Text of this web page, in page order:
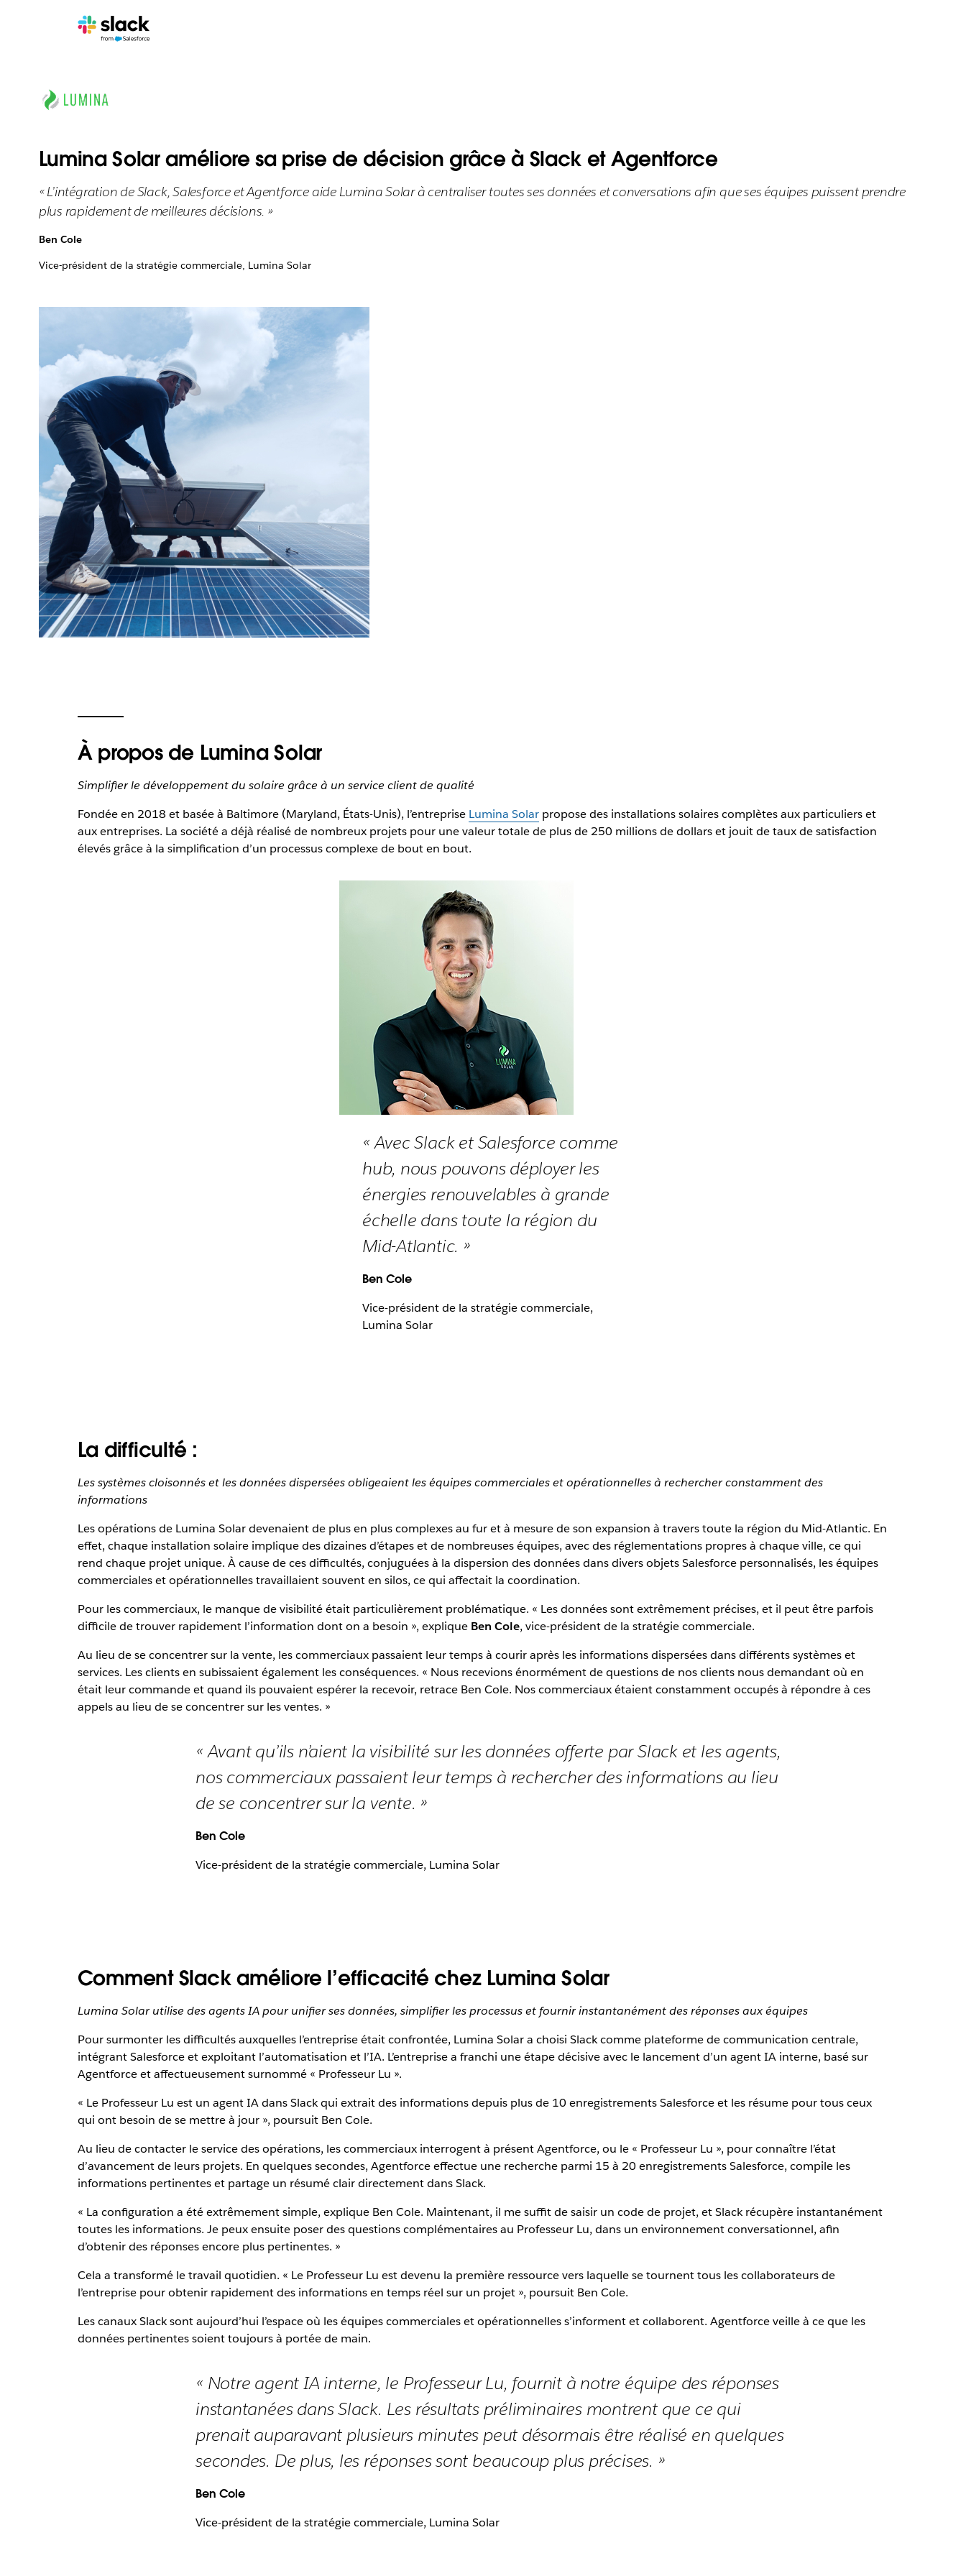
Lumina Solar améliore sa prise de décision grâce à Slack et Agentforce
« L’intégration de Slack, Salesforce et Agentforce aide Lumina Solar à centraliser toutes ses données et conversations afin que ses équipes puissent prendre
plus rapidement de meilleures décisions. »
Ben Cole
Vice-président de la stratégie commerciale, Lumina Solar
À propos de Lumina Solar
Simplifier le développement du solaire grâce à un service client de qualité
Fondée en 2018 et basée à Baltimore (Maryland, États-Unis), l’entreprise Lumina Solarpropose des installations solaires complètes aux particuliers et
aux entreprises. La société a déjà réalisé de nombreux projets pour une valeur totale de plus de 250 millions de dollars et jouit de taux de satisfaction
élevés grâce à la simplification d’un processus complexe de bout en bout.
« Avec Slack et Salesforce comme
hub, nous pouvons déployer les
énergies renouvelables à grande
échelle dans toute la région du
Mid-Atlantic. »
Ben Cole
Vice-président de la stratégie commerciale,
Lumina Solar
La difficulté :
Les systèmes cloisonnés et les données dispersées obligeaient les équipes commerciales et opérationnelles à rechercher constamment des
informations
Les opérations de Lumina Solar devenaient de plus en plus complexes au fur et à mesure de son expansion à travers toute la région du Mid-Atlantic. En
effet, chaque installation solaire implique des dizaines d’étapes et de nombreuses équipes, avec des réglementations propres à chaque ville, ce qui
rend chaque projet unique. À cause de ces difficultés, conjuguées à la dispersion des données dans divers objets Salesforce personnalisés, les équipes
commerciales et opérationnelles travaillaient souvent en silos, ce qui affectait la coordination.
Pour les commerciaux, le manque de visibilité était particulièrement problématique. « Les données sont extrêmement précises, et il peut être parfois
difficile de trouver rapidement l’information dont on a besoin », explique Ben Cole, vice-président de la stratégie commerciale.
Au lieu de se concentrer sur la vente, les commerciaux passaient leur temps à courir après les informations dispersées dans différents systèmes et
services. Les clients en subissaient également les conséquences. « Nous recevions énormément de questions de nos clients nous demandant où en
était leur commande et quand ils pouvaient espérer la recevoir, retrace Ben Cole. Nos commerciaux étaient constamment occupés à répondre à ces
appels au lieu de se concentrer sur les ventes. »
« Avant qu’ils n’aient la visibilité sur les données offerte par Slack et les agents,
nos commerciaux passaient leur temps à rechercher des informations au lieu
de se concentrer sur la vente. »
Ben Cole
Vice-président de la stratégie commerciale, Lumina Solar
Comment Slack améliore l’efficacité chez Lumina Solar
Lumina Solar utilise des agents IA pour unifier ses données, simplifier les processus et fournir instantanément des réponses aux équipes
Pour surmonter les difficultés auxquelles l’entreprise était confrontée, Lumina Solar a choisi Slack comme plateforme de communication centrale,
intégrant Salesforce et exploitant l’automatisation et l’IA. L’entreprise a franchi une étape décisive avec le lancement d’un agent IA interne, basé sur
Agentforce et affectueusement surnommé « Professeur Lu ».
« Le Professeur Lu est un agent IA dans Slack qui extrait des informations depuis plus de 10 enregistrements Salesforce et les résume pour tous ceux
qui ont besoin de se mettre à jour », poursuit Ben Cole.
Au lieu de contacter le service des opérations, les commerciaux interrogent à présent Agentforce, ou le « Professeur Lu », pour connaître l’état
d’avancement de leurs projets. En quelques secondes, Agentforce effectue une recherche parmi 15 à 20 enregistrements Salesforce, compile les
informations pertinentes et partage un résumé clair directement dans Slack.
« La configuration a été extrêmement simple, explique Ben Cole. Maintenant, il me suffit de saisir un code de projet, et Slack récupère instantanément
toutes les informations. Je peux ensuite poser des questions complémentaires au Professeur Lu, dans un environnement conversationnel, afin
d’obtenir des réponses encore plus pertinentes. »
Cela a transformé le travail quotidien. « Le Professeur Lu est devenu la première ressource vers laquelle se tournent tous les collaborateurs de
l’entreprise pour obtenir rapidement des informations en temps réel sur un projet », poursuit Ben Cole.
Les canaux Slack sont aujourd’hui l’espace où les équipes commerciales et opérationnelles s’informent et collaborent. Agentforce veille à ce que les
données pertinentes soient toujours à portée de main.
« Notre agent IA interne, le Professeur Lu, fournit à notre équipe des réponses
instantanées dans Slack. Les résultats préliminaires montrent que ce qui
prenait auparavant plusieurs minutes peut désormais être réalisé en quelques
secondes. De plus, les réponses sont beaucoup plus précises. »
Ben Cole
Vice-président de la stratégie commerciale, Lumina Solar